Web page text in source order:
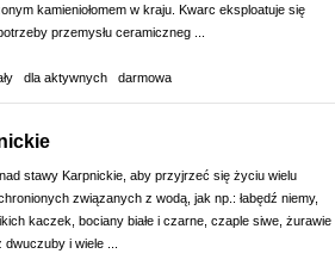
kamieniołomem w kraju. Kwarc eksploatuje się
przemysłu ceramiczneg ...
dla aktywnych darmowa
stawy Karpnickie, aby przyjrzeć się życiu wielu
związanych z wodą, jak np.: łabędź niemy,
kaczek, bociany białe i czarne, czaple siwe, żurawie
i wiele ...